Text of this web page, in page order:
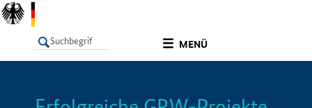
MENÜ
LISTE